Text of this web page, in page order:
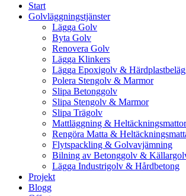
Start
Golvläggningstjänster
Lägga Golv
Byta Golv
Renovera Golv
Lägga Klinkers
Lägga Epoxigolv &
Polera Stengolv & Marmor
Slipa Betonggolv
Slipa Stengolv & Marmor
Slipa Trägolv
Mattläggning & Heltäckningsmattor
Rengöra Matta &
Flytspackling & Golvavjämning
Bilning av Betonggolv &
Lägga Industrigolv & Hårdbetong
Projekt
Blogg